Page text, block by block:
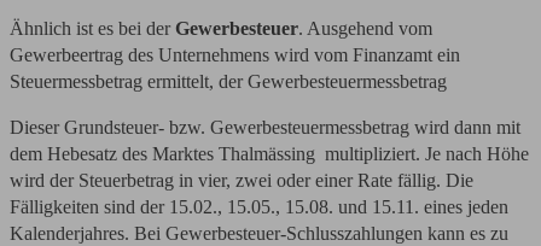
Ähnlich ist es bei der Gewerbesteuer. Ausgehend vom
Gewerbeertrag des Unternehmens wird vom Finanzamt ein
Steuermessbetrag ermittelt, der Gewerbesteuermessbetrag
Dieser Grundsteuer- bzw. Gewerbesteuermessbetrag wird dann mit
dem Hebesatz des Marktes Thalmässing multipliziert. Je nach Höhe
wird der Steuerbetrag in vier, zwei oder einer Rate fällig. Die
Fälligkeiten sind der 15.02., 15.05., 15.08. und 15.11. eines jeden
Kalenderjahres. Bei Gewerbesteuer-Schlusszahlungen kann es zu